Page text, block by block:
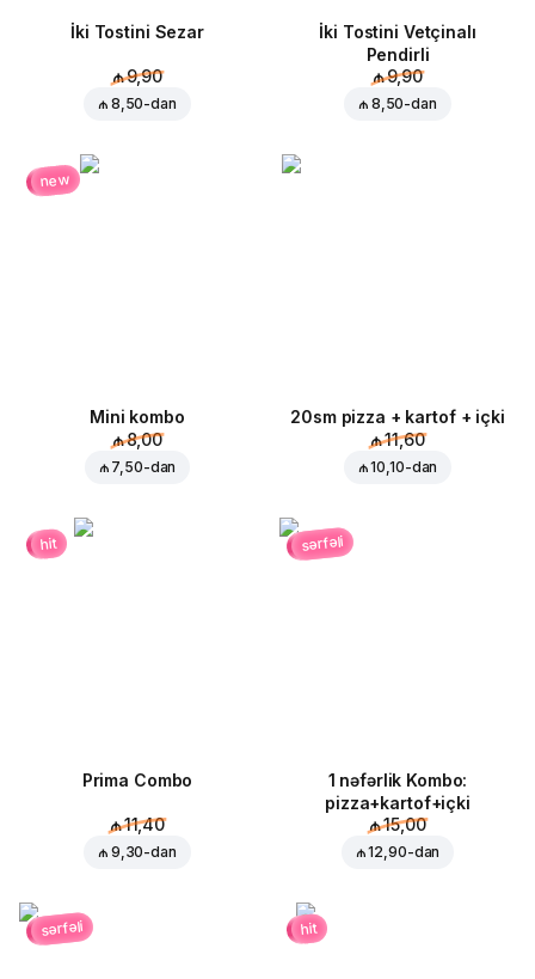
İki Tostini Sezar
₼ 9,90
₼ 8,50-dan
İki Tostini Vetçinalı
Pendirli
₼ 9,90
₼ 8,50-dan
new
Mini kombo
₼ 8,00
₼ 7,50-dan
20sm pizza + kartof + içki
₼ 11,60
₼ 10,10-dan
hit
Prima Combo
₼ 11,40
₼ 9,30-dan
sərfəli
1 nəfərlik Kombo:
pizza+kartof+içki
₼ 15,00
₼ 12,90-dan
sərfəli hit